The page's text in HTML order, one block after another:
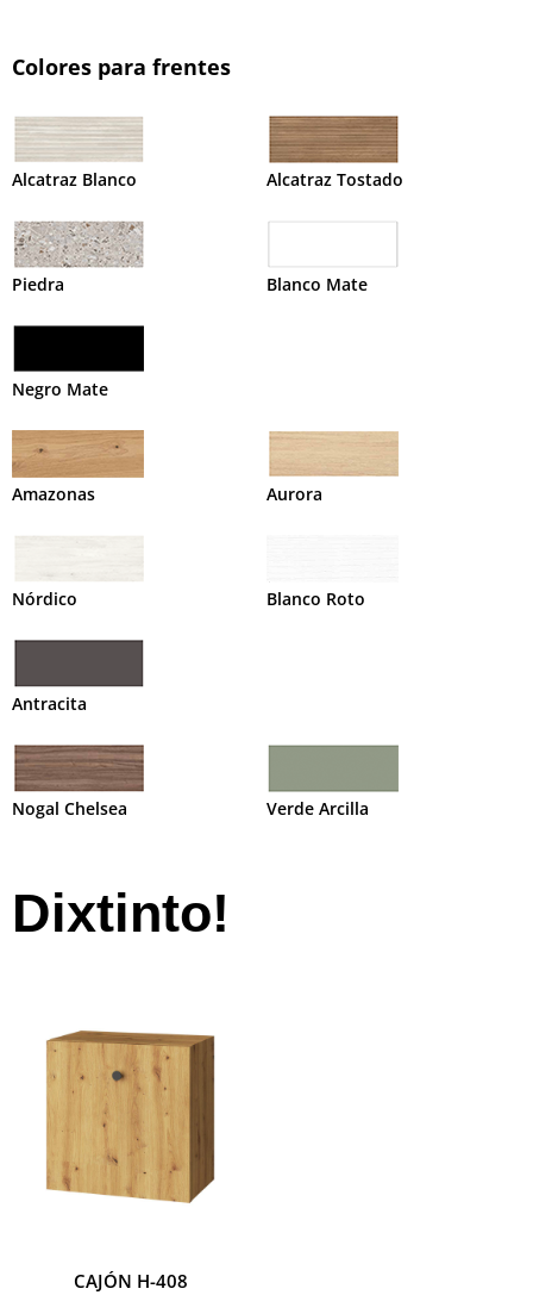
Colores para frentes
Alcatraz Blanco Alcatraz Tostado
Piedra Blanco Mate
Negro Mate
Amazonas Aurora
Nórdico Blanco Roto
Antracita
Nogal Chelsea Verde Arcilla
Dixtinto!
CAJÓN H-408